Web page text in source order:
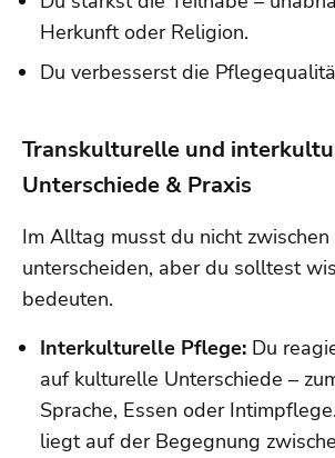
Herkunft oder Religion.
Du verbesserst die
Transkulturelle und
Unterschiede & Praxis
Im Alltag musst du nicht
unterscheiden, aber du solltest
bedeuten.
Interkulturelle Pflege: Du
auf kulturelle Unterschiede –
Sprache, Essen oder
liegt auf der Begegnung